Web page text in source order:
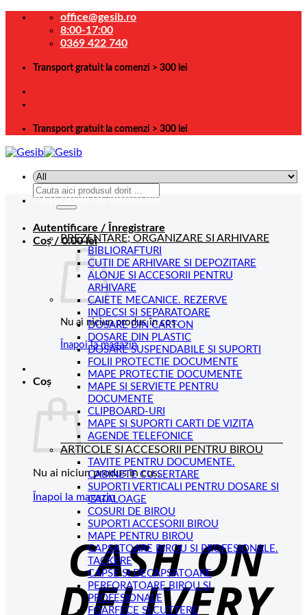
Skip
office@gesib.ro
8:00-17:00
0369 422 740
Transport gratuit la comenzi > 300 lei
Transport gratuit la comenzi > 300 lei
Caută
Autentificare / Înregistrare
Coș /0.00lei
Nu ai niciun produs în coș.
Înapoi la magazin
Coș
Nu ai niciun produs în coș.
Înapoi la magazin
CATEGORII DE PRODUSE
PREZENTARE; ORGANIZARE SI ARHIVARE
BIBLIORAFTURI
CUTII DE ARHIVARE SI DEPOZITARE
ALONJE SI ACCESORII PENTRU
ARHIVARE
CAIETE MECANICE. REZERVE
INDECSI SI SEPARATOARE
DOSARE DIN CARTON
DOSARE DIN PLASTIC
DOSARE SUSPENDABILE SI SUPORTI
FOLII PROTECTIE DOCUMENTE
MAPE PROTECTIE DOCUMENTE
MAPE SI SERVIETE PENTRU
DOCUMENTE
CLIPBOARD-URI
MAPE SI SUPORTI CARTI DE VIZITA
AGENDE TELEFONICE
ARTICOLE SI ACCESORII PENTRU BIROU
TAVITE PENTRU DOCUMENTE.
CABINETE CU SERTARE
SUPORTI VERTICALI PENTRU DOSARE SI
CATALOAGE
COSURI DE BIROU
SUPORTI ACCESORII BIROU
MAPE PENTRU BIROU
CAPSATOARE BIROU SI PROFESIONALE.
TACKERE
CAPSE SI DECAPSATOARE
PERFORATOARE BIROU SI
PROFESIONALE
FOARFECE SI CUTTERE